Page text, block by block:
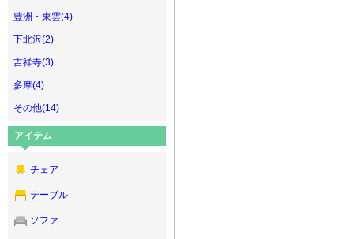
豊洲・東雲(4)
下北沢(2)
吉祥寺(3)
多摩(4)
その他(14)
アイテム
チェア
テーブル
ソファ